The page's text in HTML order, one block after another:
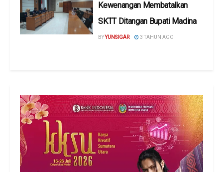
Kewenangan Membatalkan
SKTT Ditangan Bupati Madina
BYYUNSIGAR 3 TAHUN AGO